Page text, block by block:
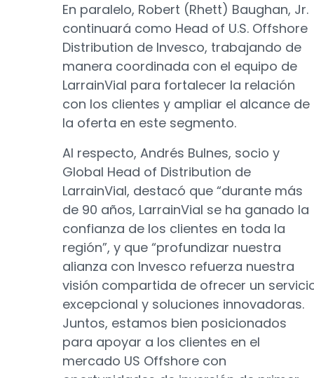
En paralelo, Robert (Rhett) Baughan, Jr.
continuará como Head of U.S. Offshore
Distribution de Invesco, trabajando de
manera coordinada con el equipo de
LarrainVial para fortalecer la relación
con los clientes y ampliar el alcance de
la oferta en este segmento.
Al respecto, Andrés Bulnes, socio y
Global Head of Distribution de
LarrainVial, destacó que “durante más
de 90 años, LarrainVial se ha ganado la
confianza de los clientes en toda la
región”, y que “profundizar nuestra
alianza con Invesco refuerza nuestra
visión compartida de ofrecer un
excepcional y soluciones innovadoras.
Juntos, estamos bien posicionados
para apoyar a los clientes en el
mercado US Offshore con